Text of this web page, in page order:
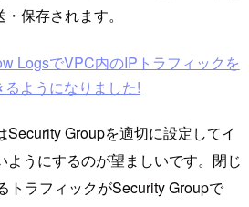
保存されます。
LogsでVPC内のIPトラフィックを
ようになりました!
Groupを適切に設定してイ
ようにするのが望ましいです。閉じ
トラフィックがSecurity Groupで